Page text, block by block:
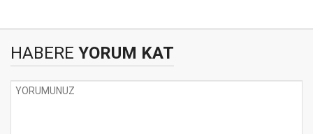
HABERE YORUM KAT